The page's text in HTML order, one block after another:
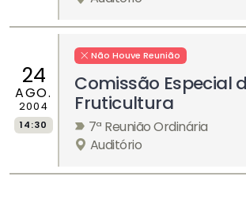
24
AGO.
2004
14:30
Não Houve Reunião
Comissão Especial
Fruticultura
7ª Reunião Ordinária
Auditório